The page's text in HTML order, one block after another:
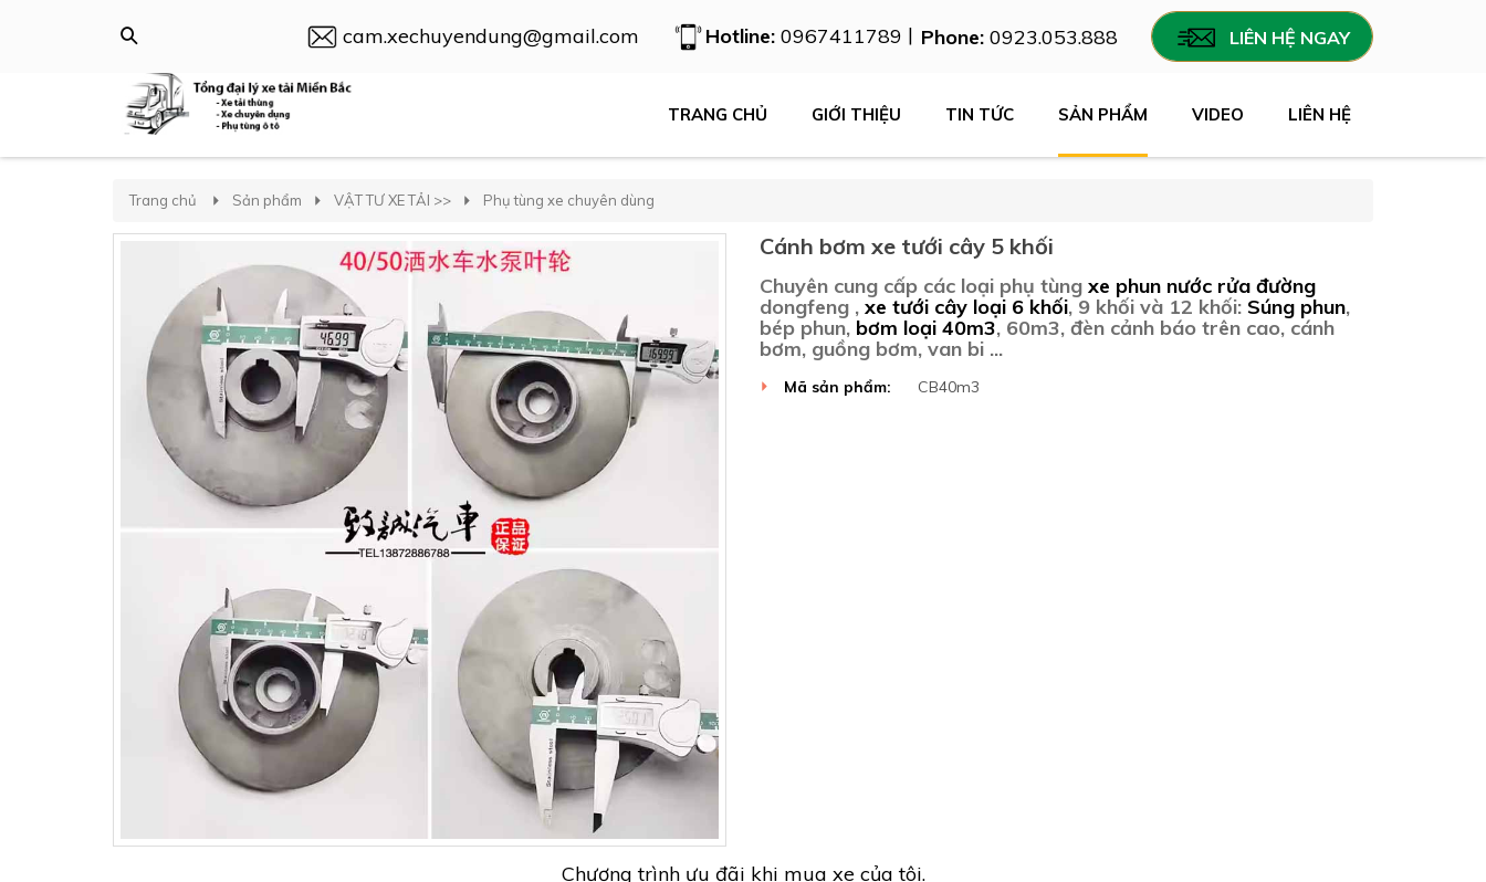
cam.xechuyendung@gmail.com Hotline: 0967411789 | Phone: 0923.053.888 LIÊN HỆ NGAY
TRANG CHỦ GIỚI THIỆU TIN TỨC SẢN PHẨM VIDEO LIÊN HỆ
Trang chủ Sản phẩm VẬT TƯ XE TẢI >> Phụ tùng xe chuyên dùng
Cánh bơm xe tưới cây 5 khối
Chuyên cung cấp các loại phụ tùng xe phun nước rửa đường
dongfeng , xe tưới cây loại 6 khối, 9 khối và 12 khối: Súng phun,
bép phun, bơm loại 40m3, 60m3, đèn cảnh báo trên cao, cánh
bơm, guồng bơm, van bi ...
Mã sản phẩm: CB40m3
Chương trình ưu đãi khi mua xe của tôi.